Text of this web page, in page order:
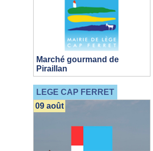
Marché gourmand de
Piraillan
LEGE CAP FERRET
09 août